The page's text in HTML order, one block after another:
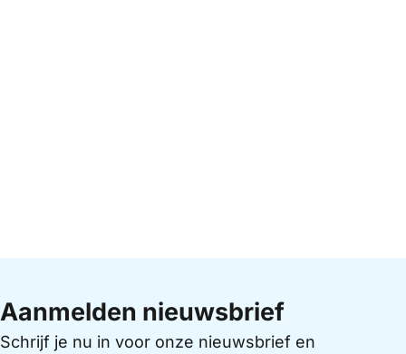
Aanmelden nieuwsbrief
Schrijf je nu in voor onze nieuwsbrief en